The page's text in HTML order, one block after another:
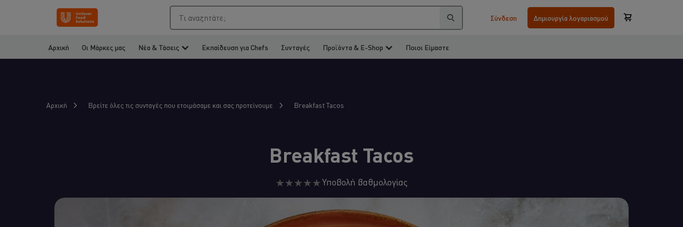
Τι αναζητάτε; Σύνδεση Δημιουργία λογαριασμού
Αρχική Οι Μάρκες μας Νέα & Τάσεις Εκπαίδευση για Chefs Συνταγές Προϊόντα & E-Shop Ποιοι Είμαστε
Αρχική Βρείτε όλες τις συνταγές που ετοιμάσαμε και σας προτείνουμε Breakfast Tacos
Breakfast Tacos
Δεν
υποβλήθηκαν
αξιολογήσεις
για
Υποβολή βαθμολογίας